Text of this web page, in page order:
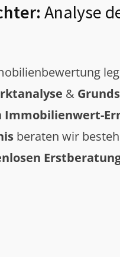
Analyse
&
Immobilienwert-
beraten wir